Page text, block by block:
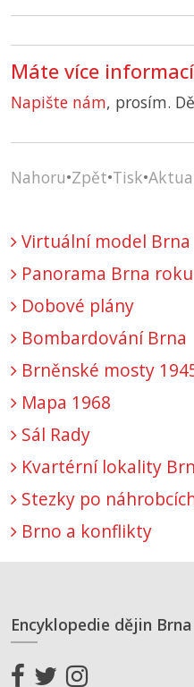
Máte více
Napište nám, prosím.
Nahoru•Zpět•Tisk•
Virtuální model Brna
Panorama Brna
Dobové plány
Bombardování Brna
Brněnské mosty
Mapa 1968
Sál Rady
Kvartérní lokality
Stezky po
Brno a konflikty
Encyklopedie dějin Brna